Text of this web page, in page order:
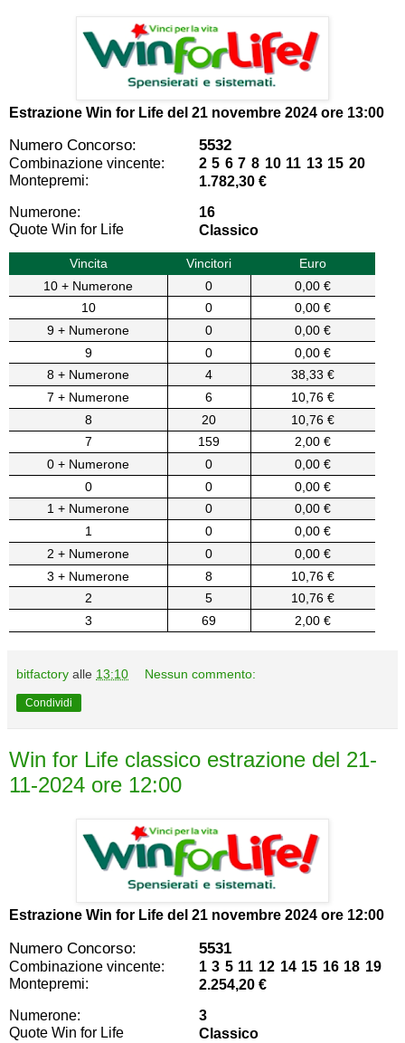
Estrazione Win for Life del 21 novembre 2024 ore 13:00
Numero Concorso: 5532
Combinazione vincente:
2 5 6 7 8 10 11 13 15 20
Montepremi:
1.782,30 €
Numerone:
16
Quote Win for Life
Classico
Vincita Vincitori
Euro
10 + Numerone
0
0,00 €
10
0
0,00 €
9 + Numerone
0
0,00 €
9
0
0,00 €
8 + Numerone
4
38,33 €
7 + Numerone
6
10,76 €
8
20
10,76 €
7
159
2,00 €
0 + Numerone
0
0,00 €
0
0
0,00 €
1 + Numerone
0
0,00 €
1
0
0,00 €
2 + Numerone
0
0,00 €
3 + Numerone
8
10,76 €
2
5
10,76 €
3
69 2,00 €
bitfactory alle 13:10 Nessun commento:
Condividi
Win for Life classico estrazione del 21-
11-2024 ore 12:00
Estrazione Win for Life del 21 novembre 2024 ore 12:00
Numero Concorso: 5531
Combinazione vincente:
1 3 5 11 12 14 15 16 18 19
Montepremi:
2.254,20 €
Numerone:
3
Quote Win for Life
Classico